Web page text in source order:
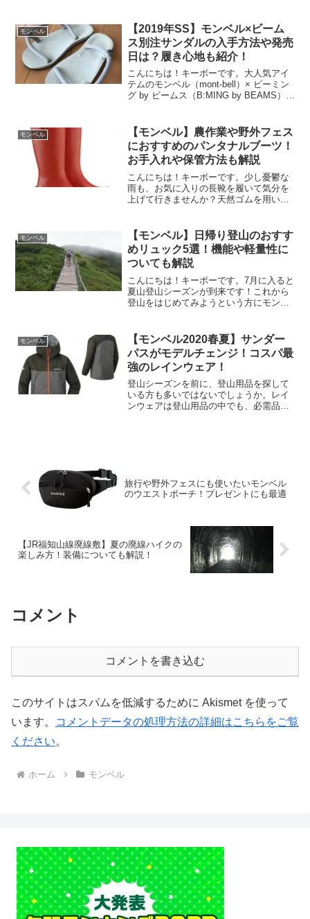
供用の登山靴の紹介と、サイズ選びや靴
下についても解説します。
モンベル
【2019年SS】モンベル×ビーム
ス別注サンダルの入手方法や発売
日は？履き心地も紹介！
こんにちは！キーボーです。大人気アイ
テムのモンベル（mont-bell）× ビーミン
グ by ビームス（B:MING by BEAMS）別
の大人気サンダルです。今回は...
モンベル
【モンベル】農作業や野外フェス
におすすめのパンタナルブーツ！
お手入れや保管方法も解説
こんにちは！キーボーです。少し憂鬱な
雨も、お気に入りの長靴を履いて気分を
上げて行きませんか？天然ゴムを用いた
では、モンベルのパンタナルブーツの特
徴やお手入れ、保管方法...
モンベル
【モンベル】日帰り登山のおすす
めリュック5選！機能や軽量性に
ついても解説
こんにちは！キーボーです。7月に入ると
夏山登山シーズンが到来です！これから
登山をはじめてみようという方にモンベ
おすすめリュックをご紹介します♪
モンベル
【モンベル2020春夏】サンダー
パスがモデルチェンジ！コスパ最
強のレインウェア！
登山シーズンを前に、登山用品を探して
いる方も多いではないでしょうか。レイ
ンウェアは登山用品の中でも、必需品と
旅行や野外フェスにも使いたいモンベル
のウエストポーチ！プレゼントにも最適
【JR福知山線廃線敷】夏の廃線ハイクの
楽しみ方！装備についても解説！
コメント
コメントを書き込む
このサイトはスパムを低減するために Akismet を使って
います。
コメントデータの処理方法の詳細はこちらをご覧
ください。
ホーム モンベル